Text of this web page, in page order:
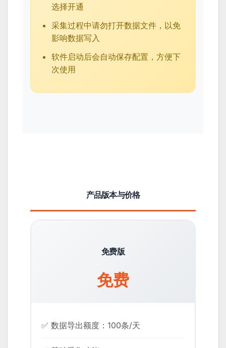
选择开通
采集过程中请勿打开数据文件，以免
影响数据写入
软件启动后会自动保存配置，方便下
次使用
产品版本与价格
免费版
免费
✅ 数据导出额度：100条/天